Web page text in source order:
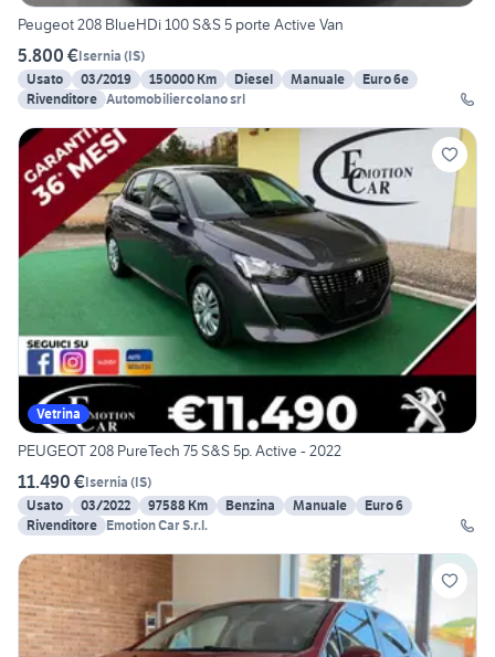
Peugeot 208 BlueHDi 100 S&S 5 porte Active Van
5.800 €Isernia (IS)
Usato
03/2019 150000 Km Diesel Manuale
Euro 6e
Rivenditore Automobiliercolano srl
Vetrina
PEUGEOT 208 PureTech 75 S&S 5p. Active - 2022
11.490 €Isernia (IS)
Usato
03/2022 97588 Km Benzina Manuale
Euro 6
Rivenditore Emotion Car S.r.l.